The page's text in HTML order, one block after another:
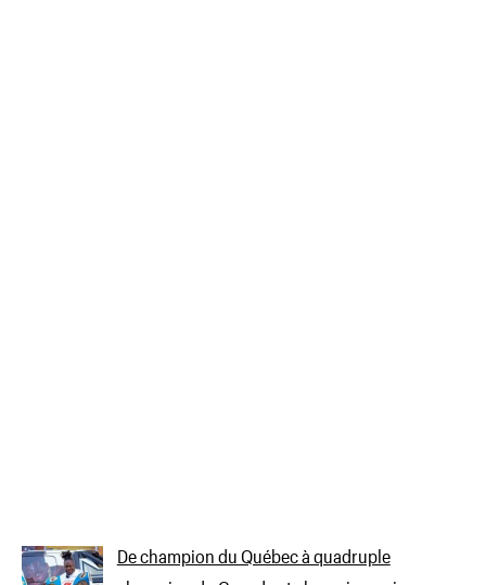
De champion du Québec à quadruple